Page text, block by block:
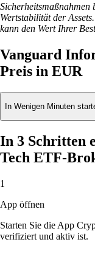
Sicherheitsmaßnahmen
Wertstabilität der
kann den Wert Ihrer
Vanguard
Preis in EUR
In Wenigen Minuten
In 3 Schritten
Tech ETF-
1
App öffnen
Starten Sie die App
verifiziert und aktiv ist.